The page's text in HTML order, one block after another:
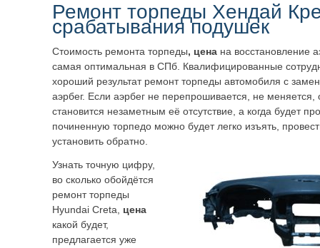
Ремонт торпеды Хендай
срабатывания подушек
Стоимость ремонта торпеды, цена на восстановление
самая оптимальная в СПб. Квалифицированные
хороший результат ремонт торпеды автомобиля с
аэрбег. Если аэрбег не перепрошивается, не меняется,
становится незаметным её отсутствие, а когда будет
починенную торпедо можно будет легко изъять,
установить обратно.
Узнать точную цифру,
во сколько обойдётся
ремонт торпеды
Hyundai Creta, цена
какой будет,
предлагается уже